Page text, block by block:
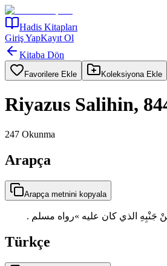
Hadis Kitapları
Giriş YapKayıt Ol
Kitaba Dön
Favorilere Ekle Koleksiyona Ekle
Riyazus Salihin,
247 Okunma
Arapça
Arapça metnini kopyala
جَنْبِهِ الذي كان عليه »رواه مسلم .
Türkçe